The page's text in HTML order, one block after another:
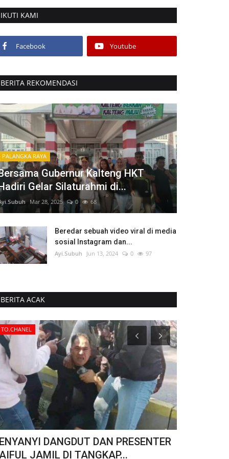
IKUTI KAMI
Facebook Youtube
BERITA REKOMENDASI
PALANGKA RAYA
Gubernur Kalteng HKT
Gelar Silaturahmi di...
Mar 28, 2025 0 68
Beredar sebuah video viral di media
sosial Instagram dan...
Ayi.Subuh Jun 13, 2024 0 97
BERITA ACAK
TO.CHANEL
DANGDUT DAN PRESENTER
JAMIL DI TANGKAP...